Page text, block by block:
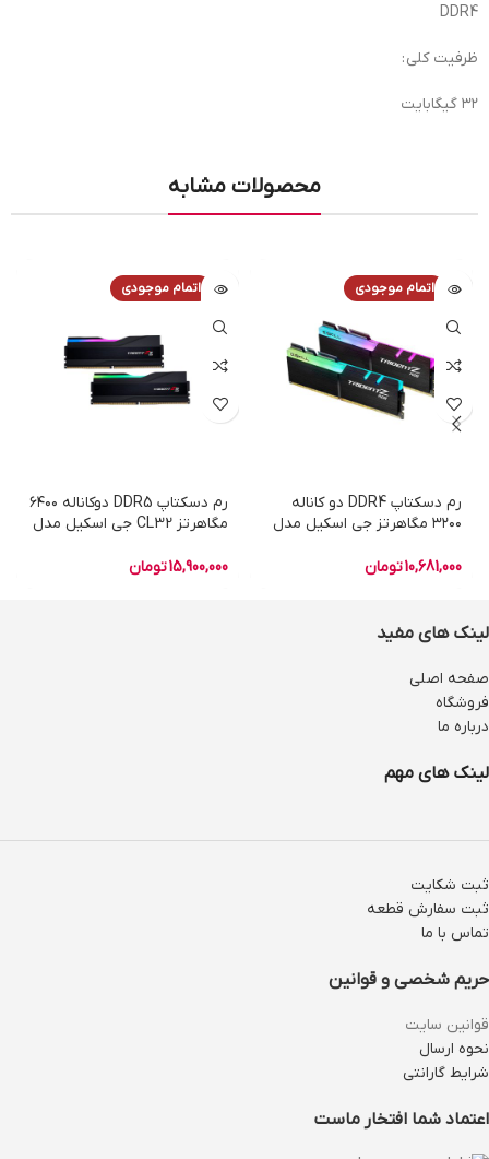
DDR4
ظرفیت کلی :
۳۲ گیگابایت
محصولات مشابه
اتمام موجودی
رم دسکتاپ DDR4 دو کاناله
۳۲۰۰ مگاهرتز جی اسکیل مدل
گیگابایت
10,681,000تومان
اتمام موجودی
رم دسکتاپ DDR5 دوکاناله ۶۴۰۰
مگاهرتز CL32 جی اسکیل مدل
گیگابایت
15,900,000تومان
لینک های مفید
صفحه اصلی
فروشگاه
درباره ما
لینک های مهم
ثبت شکایت
ثبت سفارش قطعه
تماس با ما
حریم شخصی و قوانین
قوانین سایت
نحوه ارسال
شرایط گارانتی
اعتماد شما افتخار ماست